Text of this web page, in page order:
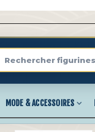
MODE & ACCESSOIRES